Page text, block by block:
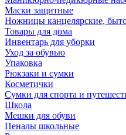
Маски защитные
Ножницы канцелярские,
Товары для дома
Инвентарь для уборки
Уход за обувью
Упаковка
Рюкзаки и сумки
Косметички
Сумки для спорта и
Школа
Мешки для обуви
Пеналы школьные